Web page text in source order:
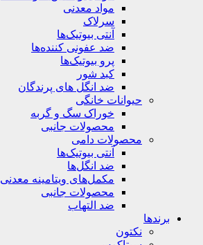
مواد معدنی
سرلاک
آنتی بیوتیک‌ها
ضد عفونی کننده‌ها
پرو بیوتیک‌ها
کبد شور
ضد انگل های پرندگان
حیوانات خانگی
خوراک سگ و گربه
محصولات جانبی
محصولات دامی
آنتی بیوتیک‌ها
ضد انگل‌ها
مکمل‌های ویتامینه معدنی
محصولات جانبی
ضد التهاب
برندها
نکتون